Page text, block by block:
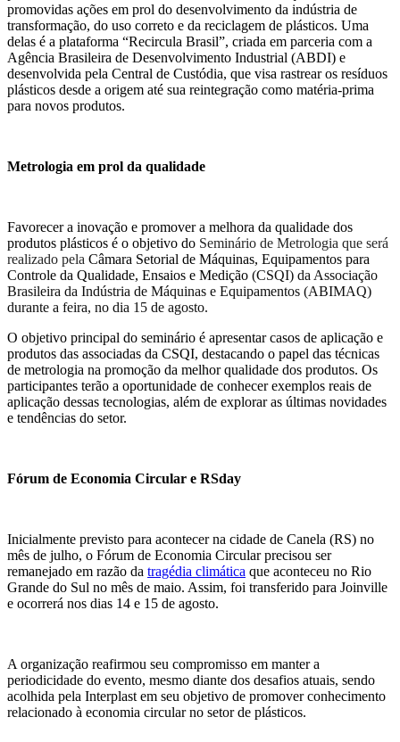
promovidas ações em prol do desenvolvimento da indústria de
transformação, do uso correto e da reciclagem de plásticos. Uma
delas é a plataforma “Recircula Brasil”, criada em parceria com a
Agência Brasileira de Desenvolvimento Industrial (ABDI) e
desenvolvida pela Central de Custódia, que visa rastrear os resíduos
plásticos desde a origem até sua reintegração como matéria-prima
para novos produtos.
Metrologia em prol da qualidade
Favorecer a inovação e promover a melhora da qualidade dos
produtos plásticos é o objetivo do Seminário de Metrologia que será
realizado pela Câmara Setorial de Máquinas, Equipamentos para
Controle da Qualidade, Ensaios e Medição (CSQI) da Associação
Brasileira da Indústria de Máquinas e Equipamentos (ABIMAQ)
durante a feira, no dia 15 de agosto.
O objetivo principal do seminário é apresentar casos de aplicação e
produtos das associadas da CSQI, destacando o papel das técnicas
de metrologia na promoção da melhor qualidade dos produtos. Os
participantes terão a oportunidade de conhecer exemplos reais de
aplicação dessas tecnologias, além de explorar as últimas novidades
e tendências do setor.
Fórum de Economia Circular e RSday
Inicialmente previsto para acontecer na cidade de Canela (RS) no
mês de julho, o Fórum de Economia Circular precisou ser
remanejado em razão da tragédia climática que aconteceu no Rio
Grande do Sul no mês de maio. Assim, foi transferido para Joinville
e ocorrerá nos dias 14 e 15 de agosto.
A organização reafirmou seu compromisso em manter a
periodicidade do evento, mesmo diante dos desafios atuais, sendo
acolhida pela Interplast em seu objetivo de promover conhecimento
relacionado à economia circular no setor de plásticos.